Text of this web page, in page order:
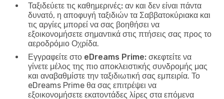
Ταξιδεύετε τις καθημερινές: αν και δεν είναι πάντα
δυνατό, η αποφυγή ταξιδιών τα Σαββατοκύριακα και
τις αργίες μπορεί να σας βοηθήσει να
εξοικονομήσετε σημαντικά στις πτήσεις σας προς το
αεροδρόμιο Οχρίδα.
Εγγραφείτε στο eDreams Prime: σκεφτείτε να
γίνετε μέλος της πιο αποκλειστικής συνδρομής μας
και αναβαθμίστε την ταξιδιωτική σας εμπειρία. Το
eDreams Prime θα σας επιτρέψει να
εξοικονομήσετε εκατοντάδες λίρες στα επόμενα